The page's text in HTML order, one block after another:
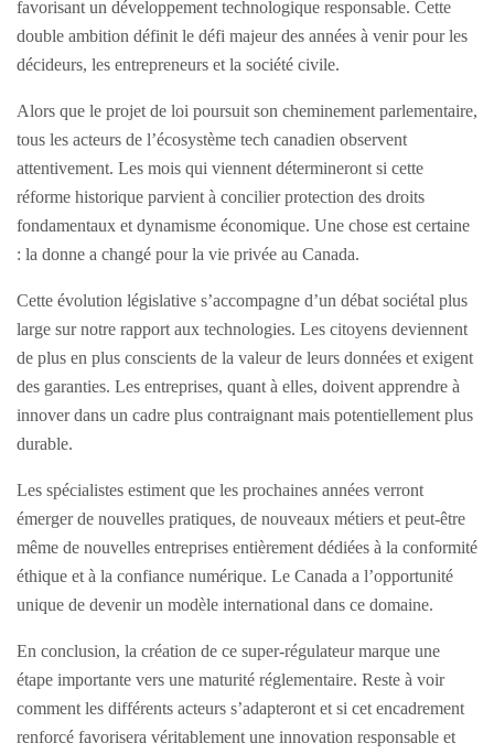
favorisant un développement technologique responsable. Cette
double ambition définit le défi majeur des années à venir pour les
décideurs, les entrepreneurs et la société civile.
Alors que le projet de loi poursuit son cheminement parlementaire,
tous les acteurs de l’écosystème tech canadien observent
attentivement. Les mois qui viennent détermineront si cette
réforme historique parvient à concilier protection des droits
fondamentaux et dynamisme économique. Une chose est certaine
: la donne a changé pour la vie privée au Canada.
Cette évolution législative s’accompagne d’un débat sociétal plus
large sur notre rapport aux technologies. Les citoyens deviennent
de plus en plus conscients de la valeur de leurs données et exigent
des garanties. Les entreprises, quant à elles, doivent apprendre à
innover dans un cadre plus contraignant mais potentiellement plus
durable.
Les spécialistes estiment que les prochaines années verront
émerger de nouvelles pratiques, de nouveaux métiers et peut-être
même de nouvelles entreprises entièrement dédiées à la conformité
éthique et à la confiance numérique. Le Canada a l’opportunité
unique de devenir un modèle international dans ce domaine.
En conclusion, la création de ce super-régulateur marque une
étape importante vers une maturité réglementaire. Reste à voir
comment les différents acteurs s’adapteront et si cet encadrement
renforcé favorisera véritablement une innovation responsable et